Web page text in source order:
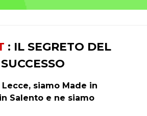
: IL SEGRETO DEL
SUCCESSO
Lecce, siamo Made in
Salento e ne siamo